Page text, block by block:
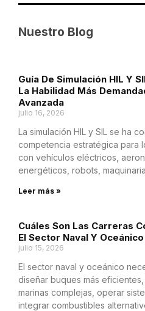
Nuestro Blog
Guía De Simulación HIL Y
La Habilidad Más
Avanzada
julio 16, 2026
La simulación HIL y SIL se ha
competencia estratégica para
con vehículos eléctricos,
energéticos, robots, maquinaria
Leer más »
Cuáles Son Las Carreras
El Sector Naval Y Oceánico
julio 15, 2026
El sector naval y oceánico
diseñar buques más
marinas complejas, operar
integrar combustibles